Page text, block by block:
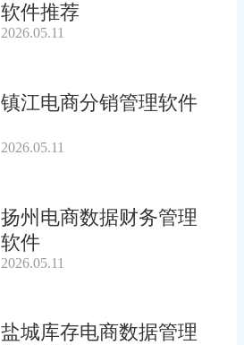
软件推荐
2026.05.11
镇江电商分销管理软件
2026.05.11
扬州电商数据财务管理
软件
2026.05.11
盐城库存电商数据管理